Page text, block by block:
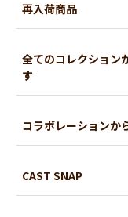
再入荷商品
全てのコレクション
す
コラボレーションか
CAST SNAP